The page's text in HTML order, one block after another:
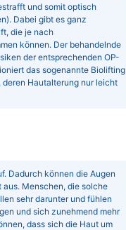
und somit optisch
Dabei gibt es ganz
die je nach
können. Der behandelnde
der entsprechenden OP-
das sogenannte Biolifting
Hautalterung nur leicht
Dadurch können die Augen
aus. Menschen, die solche
sehr darunter und fühlen
und sich zunehmend mehr
dass sich die Haut um